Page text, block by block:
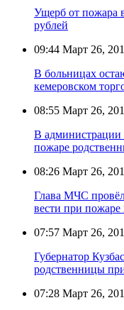
Ущерб от пожара
рублей
09:44 Март 26,
В больницах
кемеровском
08:55 Март 26,
В администрации
пожаре
08:26 Март 26,
Глава МЧС
вести при
07:57 Март 26,
Губернатор
родственницы
07:28 Март 26,